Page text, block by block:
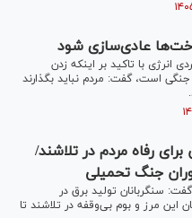
عادی‌سازی شود
انرژی با تاکید بر اینکه زدن
است، گفت: مردم نباید بگذارند
رفاه مردم در تلاشند/
جنگ تحمیلی
سنگربانان تولید برق در
این مرز و بوم بی‌وقفه در تلاشند تا